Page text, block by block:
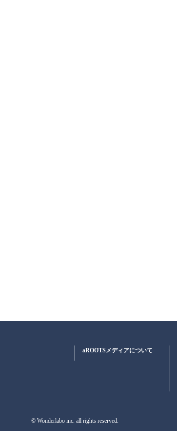
aROOTSメディアについて
© Wonderlabo inc. all rights reserved.